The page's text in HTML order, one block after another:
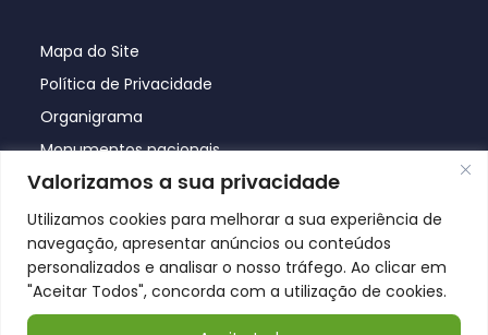
Valorizamos a sua privacidade
Utilizamos cookies para melhorar a sua experiência de
navegação, apresentar anúncios ou conteúdos
personalizados e analisar o nosso tráfego. Ao clicar em
"Aceitar Todos", concorda com a utilização de cookies.
Mapa do Site
Política de Privacidade
Organigrama
Monumentos nacionais